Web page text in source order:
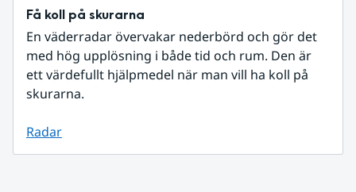
Få koll på skurarna
En väderradar övervakar nederbörd och gör det
med hög upplösning i både tid och rum. Den är
ett värdefullt hjälpmedel när man vill ha koll på
skurarna.
Radar